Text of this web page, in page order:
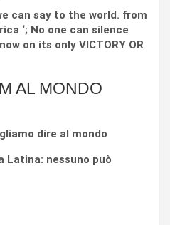
can say to the world. from
‘; No one can silence
on its only VICTORY OR
AL MONDO
dire al mondo
Latina: nessuno può